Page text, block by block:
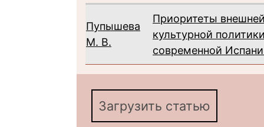
Пупышева
М. В.
Приоритеты
культурной
современной
Загрузить статью